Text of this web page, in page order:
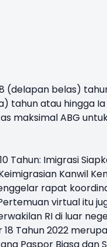
(delapan belas)
atau hingga Ia
maksimal ABG
Tahun: Imigrasi
Kanwil
rapat
virtual itu
RI di luar
Tahun 2022